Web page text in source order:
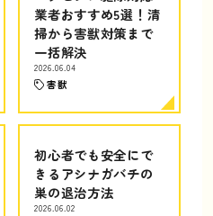
業者おすすめ5選！清
掃から害獣対策まで
一括解決
2026.06.04
害獣
初心者でも安全にで
きるアシナガバチの
巣の退治方法
2026.06.02